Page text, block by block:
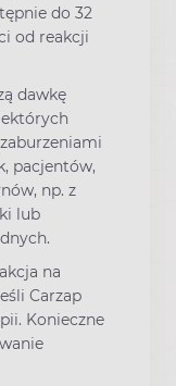
do 32
od reakcji
dawkę
pacjentów,
np. z
lub
na
Carzap
Konieczne